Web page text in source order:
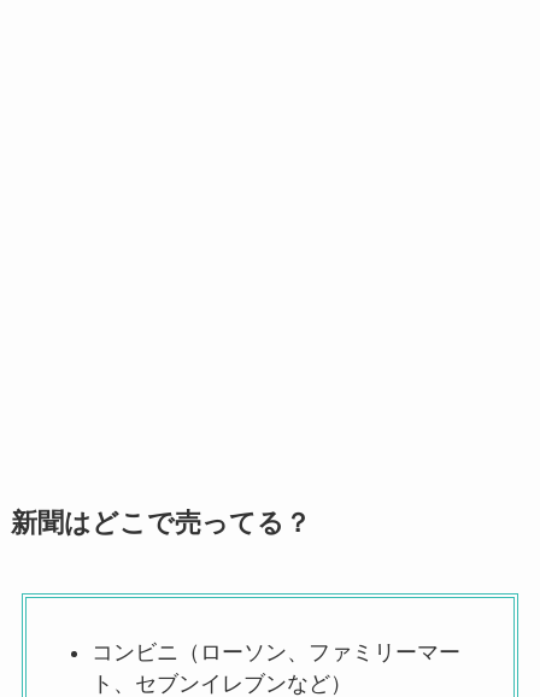
新聞はどこで売ってる？
コンビニ（ローソン、ファミリーマー
ト、セブンイレブンなど）